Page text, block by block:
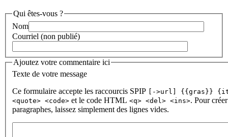
Qui êtes-vous ?
Nom
Courriel (non publié)
Ajoutez votre commentaire ici
Texte de votre message
Ce formulaire accepte les raccourcis SPIP
[->url] {{gras}}
<quote> <code> et le code HTML <q> <del> <ins>. Pour
paragraphes, laissez simplement des lignes vides.